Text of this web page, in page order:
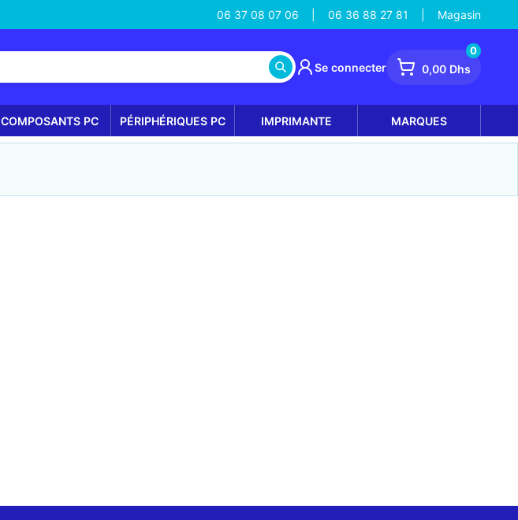
06 37 08 07 06 06 36 88 27 81 Magasin
Se connecter 0,00 Dhs
0
COMPOSANTS PC PÉRIPHÉRIQUES PC IMPRIMANTE MARQUES